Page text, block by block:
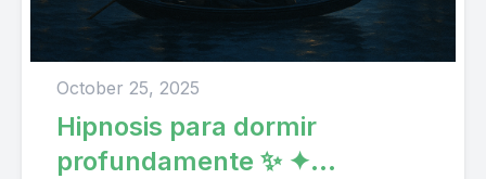
October 25, 2025
Hipnosis para dormir
profundamente ✨ ✦